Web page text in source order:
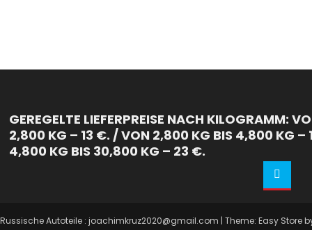
GEREGELTE LIEFERPREISE NACH KILOGRAMM:
2,800 KG – 13 €. / VON 2,800 KG BIS 4,800 KG –
4,800 KG BIS 30,800 KG – 23 €.
Russische Autoteile : joachimkruz2020@gmail.com | Theme: Easy Store